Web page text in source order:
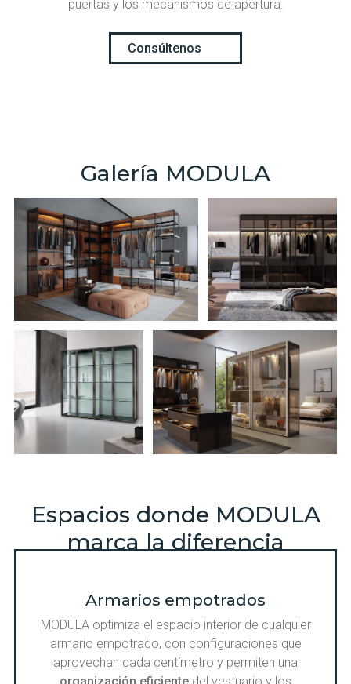
puertas y los mecanismos de apertura.
Consúltenos
Galería MODULA
Espacios donde MODULA
marca la diferencia
Armarios empotrados
MODULA optimiza el espacio interior de cualquier
armario empotrado, con configuraciones que
aprovechan cada centímetro y permiten una